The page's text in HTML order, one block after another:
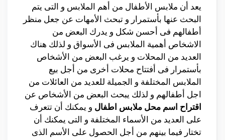
يعد أن ملابس الأطفال من أهم الملابس و التى يتم
البحث عنها بأستمرار و تبحث الأمهات عن جعل منظر
أطفالهم فى أحسن شكل و يدرك البعض من
الاشخاص أهمية الملابس فى الأسواق و لذلك هناك
العديد من المحلات و يرغب البعض من الأشخاص
بأستمرار فى أفتتاح محلات أخرى من أجل بيع
الملابس المختلفة و الجميلة للعديد من العائلات من
اجل أطفالهم و لذلك يبحث البعض من الأشخاص عن
اقتراح اسم محل ملابس اطفال و يمكنك أن تتعرف
على العديد من الأسماء المختلفة و التى يمكنك أن
تختار فيما بينهم من أجل الحصول على الأسم الذى